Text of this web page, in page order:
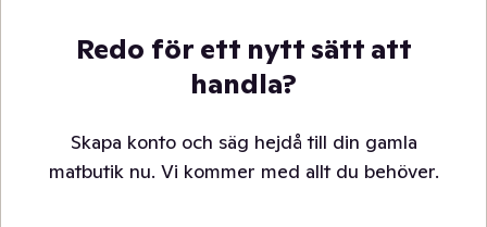
Redo för ett nytt sätt att
handla?
Skapa konto och säg hejdå till din gamla
matbutik nu. Vi kommer med allt du behöver.